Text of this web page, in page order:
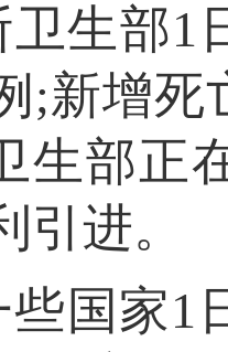
卫生部1
;新增
生部正
引进。
些国家1